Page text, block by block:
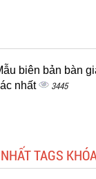
biên bản bàn
nhất
3445
TAGS